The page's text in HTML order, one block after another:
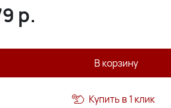
р.
В корзину
Купить в 1 клик